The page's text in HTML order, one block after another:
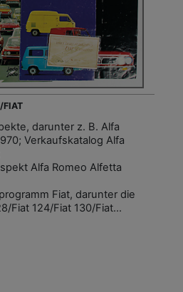
FIAT
darunter z. B. Alfa
Verkaufskatalog Alfa
Alfa Romeo Alfetta
Fiat, darunter die
Fiat 124/Fiat 130/Fiat...